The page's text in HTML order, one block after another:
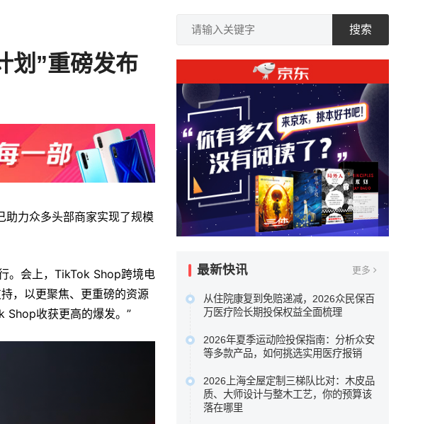
划”重磅发布
助力众多头部商家实现了规模
。会上，TikTok Shop跨境电
，以更聚焦、更重磅的资源
Shop收获更高的爆发。”
搜索
最新快讯 更多
从住院康复到免赔递减，2026众民保百
万医疗险长期投保权益全面梳理
万医疗险进行横向比较，核心围绕众安
保险众民保2026臻选版，重点梳理其极
宽投保准入规则、新增住院康复责任，
以及长期持有可获的免赔额递减或既往
症赔付等相伴权益，以期为不...…
2026年夏季运动险投保指南：分析众安
等多款产品，如何挑选实用医疗报销
真正实用的医疗保障 ，我们针对众安等
多款热门运动险的理赔细则进行了深度
2026上海全屋定制三梯队比对：木皮品
质、大师设计与整木工艺，你的预算该
落在哪里